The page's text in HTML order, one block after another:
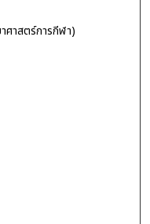
าสตร์การกีฬา)